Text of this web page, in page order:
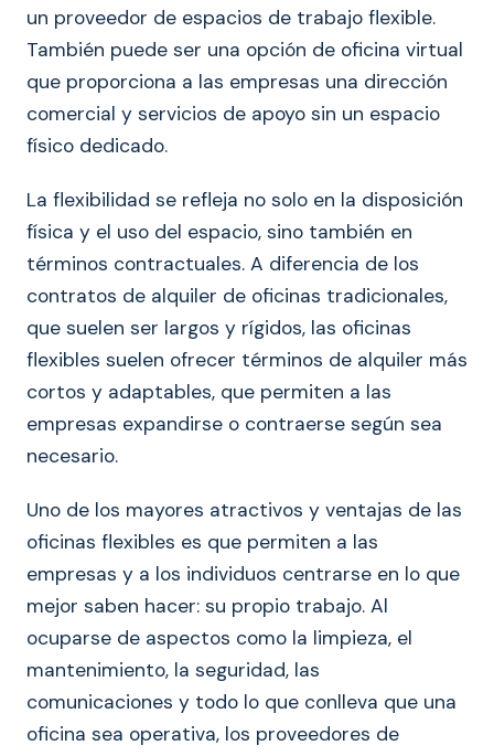
un proveedor de espacios de trabajo flexible.
También puede ser una opción de oficina virtual
que proporciona a las empresas una dirección
comercial y servicios de apoyo sin un espacio
físico dedicado.
La flexibilidad se refleja no solo en la disposición
física y el uso del espacio, sino también en
términos contractuales. A diferencia de los
contratos de alquiler de oficinas tradicionales,
que suelen ser largos y rígidos, las oficinas
flexibles suelen ofrecer términos de alquiler más
cortos y adaptables, que permiten a las
empresas expandirse o contraerse según sea
necesario.
Uno de los mayores atractivos y ventajas de las
oficinas flexibles es que permiten a las
empresas y a los individuos centrarse en lo que
mejor saben hacer: su propio trabajo. Al
ocuparse de aspectos como la limpieza, el
mantenimiento, la seguridad, las
comunicaciones y todo lo que conlleva que una
oficina sea operativa, los proveedores de